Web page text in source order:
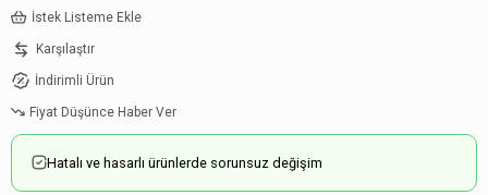
İstek Listeme Ekle
Karşılaştır
İndirimli Ürün
Fiyat Düşünce Haber Ver
Hatalı ve hasarlı ürünlerde sorunsuz değişim